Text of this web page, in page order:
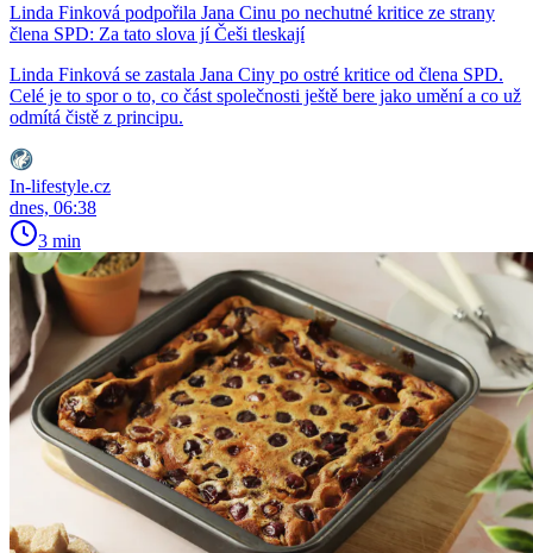
Linda Finková podpořila Jana Cinu po nechutné kritice ze strany
člena SPD: Za tato slova jí Češi tleskají
Linda Finková se zastala Jana Ciny po ostré kritice od člena SPD.
Celé je to spor o to, co část společnosti ještě bere jako umění a co už
odmítá čistě z principu.
In-lifestyle.cz
dnes, 06:38
3 min